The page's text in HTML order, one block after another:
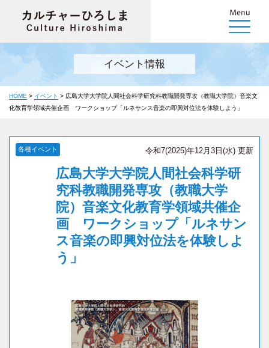
イベント情報
HOME > イベント > 広島大学大学院人間社会科学研究科教職開発専攻（教職大学院）音楽文
化教育学領域共催企画 ワークショップ「ルネサンス音楽の即興対位法を体験しよう」
令和7(2025)年12月3日(水) 更新
各種イベント
広島大学大学院人間社会科学研
究科教職開発専攻（教職大学
院）音楽文化教育学領域共催企
画 ワークショップ「ルネサン
ス音楽の即興対位法を体験しよ
う」